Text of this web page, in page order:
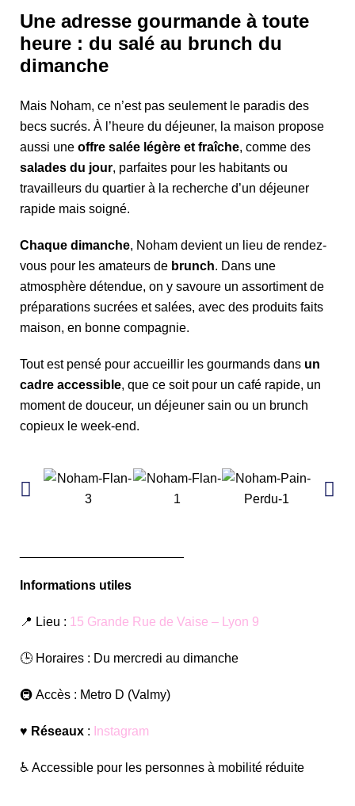
Une adresse gourmande à toute
heure : du salé au brunch du
dimanche
Mais Noham, ce n’est pas seulement le paradis des
becs sucrés. À l’heure du déjeuner, la maison propose
aussi une offre salée légère et fraîche, comme des
salades du jour, parfaites pour les habitants ou
travailleurs du quartier à la recherche d’un déjeuner
rapide mais soigné.
Chaque dimanche, Noham devient un lieu de rendez-
vous pour les amateurs de brunch. Dans une
atmosphère détendue, on y savoure un assortiment de
préparations sucrées et salées, avec des produits faits
maison, en bonne compagnie.
Tout est pensé pour accueillir les gourmands dans un
cadre accessible, que ce soit pour un café rapide, un
moment de douceur, un déjeuner sain ou un brunch
copieux le week-end.
Informations utiles
📍 Lieu : 15 Grande Rue de Vaise – Lyon 9
🕒 Horaires : Du mercredi au dimanche
🚇 Accès : Metro D (Valmy)
♥️ Réseaux : Instagram
♿️ Accessible pour les personnes à mobilité réduite